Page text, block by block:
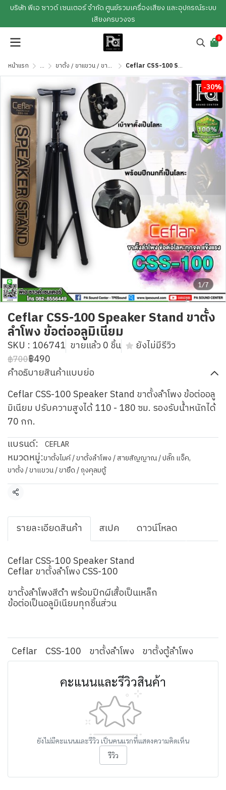
บริษัท พีเอ ซาวด์ เซนเตอร์ จำกัด ศูนย์รวมเครื่องเสียง และอุปกรณ์ระบบ
เสียงครบวงจร
0
หน้าแรก ... ขาตั้ง / ขาแขวน / ขายึด / ถุงคุลมตู้ Ceflar CSS-100 Speaker Stand ขาตั้งลำโพง ข้อต่ออลูมิเนียม
1/7
-30%
Ceflar CSS-100 Speaker Stand ขาตั้ง
ลำโพง ข้อต่ออลูมิเนียม
SKU : 106741 ขายแล้ว 0 ชิ้น ยังไม่มีรีวิว
฿700฿490
คำอธิบายสินค้าแบบย่อ
Ceflar CSS-100 Speaker Stand ขาตั้งลำโพง ข้อต่ออลู
มิเนียม ปรับความสูงได้ 110 - 180 ซม. รองรับน้ำหนักได้
70 กก.
แบรนด์:
CEFLAR
หมวดหมู่:ขาตั้งไมค์ / ขาตั้งลำโพง / สายสัญญาณ / ปลั๊ก แจ็ค,
ขาตั้ง / ขาแขวน / ขายึด / ถุงคุลมตู้
แชร์
รายละเอียดสินค้า สเปค ดาวน์โหลด
Ceflar CSS-100 Speaker Stand
Ceflar ขาตั้งลำโพง CSS-100
ขาตั้งลำโพงสีดำ พร้อมปีกผีเสื้อเป็นเหล็ก
ข้อต่อเป็นอลูมิเนียมทุกชิ้นส่วน
Ceflar CSS-100 ขาตั้งลำโพง ขาตั้งตู้ลำโพง
คะแนนและรีวิวสินค้า
ยังไม่มีคะแนนและรีวิว เป็นคนแรกที่แสดงความคิดเห็น
รีวิว